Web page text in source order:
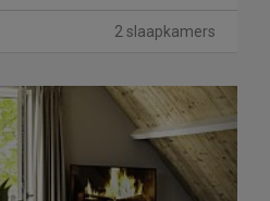
2 slaapkamers
Next